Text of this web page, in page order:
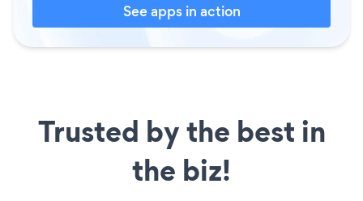
See apps in action
Trusted by the best in
the biz!